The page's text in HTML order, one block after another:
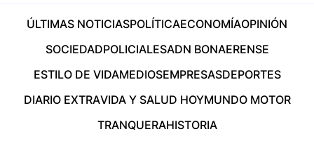
ÚLTIMAS NOTICIASPOLÍTICAECONOMÍAOPINIÓN
SOCIEDADPOLICIALESADN BONAERENSE
ESTILO DE VIDAMEDIOSEMPRESASDEPORTES
DIARIO EXTRAVIDA Y SALUD HOYMUNDO MOTOR
TRANQUERAHISTORIA